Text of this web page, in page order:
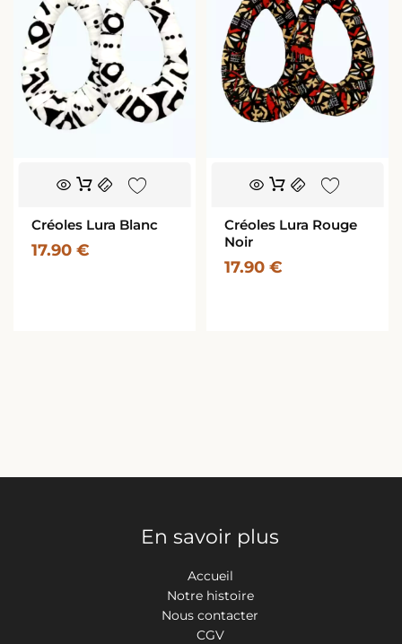
Créoles Lura Blanc
17.90 €
Créoles Lura Rouge
Noir
17.90 €
En savoir plus
Accueil
Notre histoire
Nous contacter
CGV